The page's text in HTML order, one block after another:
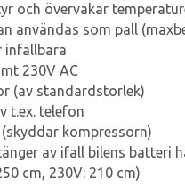
och övervakar
användas som pall
infällbara
230V AC
(av standardstorlek)
t.ex. telefon
kompressorn)
av ifall bilens batteri
cm, 230V: 210 cm)